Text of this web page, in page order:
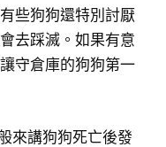
些狗狗還特別討厭
去踩滅。如果有意
守倉庫的狗狗第一
來講狗狗死亡後發